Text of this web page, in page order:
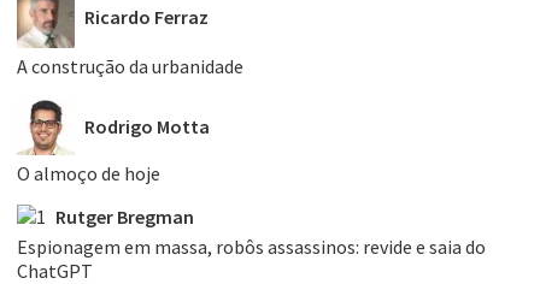
Ricardo Ferraz
A construção da urbanidade
Rodrigo Motta
O almoço de hoje
Rutger Bregman
Espionagem em massa, robôs assassinos: revide e saia do
ChatGPT